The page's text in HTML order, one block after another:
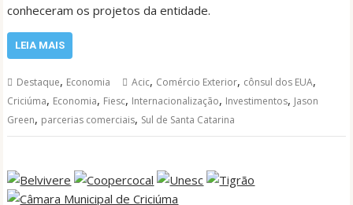
conheceram os projetos da entidade.
LEIA MAIS
Destaque, Economia Acic, Comércio Exterior, cônsul dos EUA,
Criciúma, Economia, Fiesc, Internacionalização, Investimentos, Jason
Green, parcerias comerciais, Sul de Santa Catarina